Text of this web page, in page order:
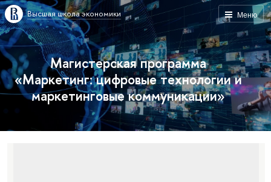
Меню
Высшая школа экономики
Магистерская программа
«Маркетинг: цифровые технологии и
маркетинговые коммуникации»